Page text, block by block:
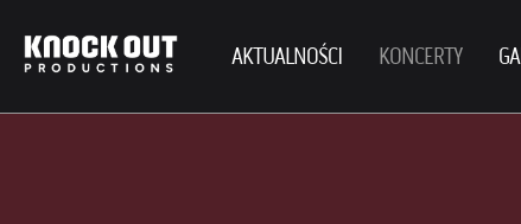
AKTUALNOŚCI KONCERTY